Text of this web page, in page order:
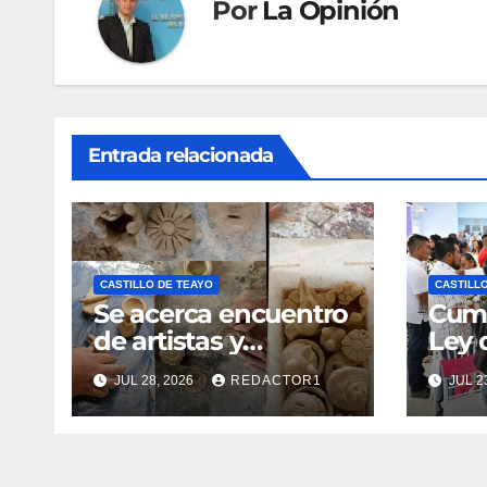
Por La Opinión
Entrada relacionada
CASTILLO DE TEAYO
Se acerca encuentro
de artistas y
artesanos
JUL 28, 2026 REDACTOR1
Ley
Civil
JUL